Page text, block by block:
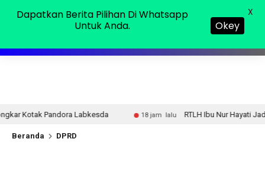
18 jam lalu RTLH Ibu Nur Hayati Jadi Simbol Kepedulian
Beranda DPRD
Dapatkan Berita Pilihan Di Whatsapp
Untuk Anda.
Okey
X